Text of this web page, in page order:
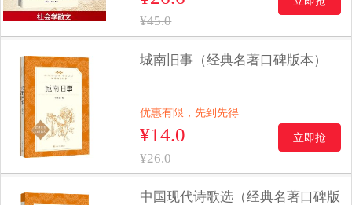
¥45.0
城南旧事（经典名著口碑版本）
优惠有限，先到先得
¥14.0
¥26.0
立即抢
中国现代诗歌选（经典名著口碑版